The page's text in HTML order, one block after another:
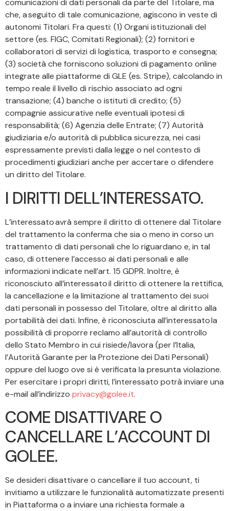
comunicazioni di dati personali da parte del Titolare, ma
che, a seguito di tale comunicazione, agiscono in veste di
autonomi Titolari. Fra questi: (1) Organi istituzionali del
settore (es. FIGC, Comitati Regionali); (2) fornitori e
collaboratori di servizi di logistica, trasporto e consegna;
(3) società che forniscono soluzioni di pagamento online
integrate alle piattaforme di GLE (es. Stripe), calcolando in
tempo reale il livello di rischio associato ad ogni
transazione; (4) banche o istituti di credito; (5)
compagnie assicurative nelle eventuali ipotesi di
responsabilità; (6) Agenzia delle Entrate; (7) Autorità
giudiziaria e/o autorità di pubblica sicurezza, nei casi
espressamente previsti dalla legge o nel contesto di
procedimenti giudiziari anche per accertare o difendere
un diritto del Titolare.
I DIRITTI DELL’INTERESSATO.
L’interessato avrà sempre il diritto di ottenere dal Titolare
del trattamento la conferma che sia o meno in corso un
trattamento di dati personali che lo riguardano e, in tal
caso, di ottenere l’accesso ai dati personali e alle
informazioni indicate nell’art. 15 GDPR. Inoltre, è
riconosciuto all’interessato il diritto di ottenere la rettifica,
la cancellazione e la limitazione al trattamento dei suoi
dati personali in possesso del Titolare, oltre al diritto alla
portabilità dei dati. Infine, è riconosciuta all’interessato la
possibilità di proporre reclamo all’autorità di controllo
dello Stato Membro in cui risiede/lavora (per l’Italia,
l’Autorità Garante per la Protezione dei Dati Personali)
oppure del luogo ove si è verificata la presunta violazione.
Per esercitare i propri diritti, l’interessato potrà inviare una
e-mail all’indirizzo privacy@golee.it.
COME DISATTIVARE O
CANCELLARE L’ACCOUNT DI
GOLEE.
Se desideri disattivare o cancellare il tuo account, ti
invitiamo a utilizzare le funzionalità automatizzate presenti
in Piattaforma o a inviare una richiesta formale a